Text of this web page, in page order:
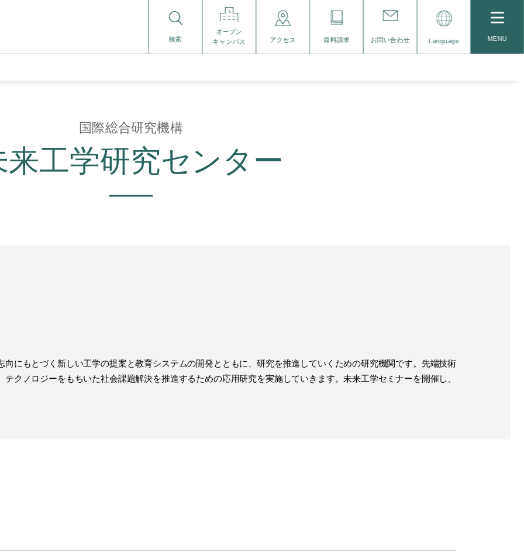
検索
オープン
キャンパス アクセス 資料請求 お問い合わせ Language MENU
国際総合研究機構
来工学研究センター
にもとづく新しい工学の提案と教育システムの開発とともに、研究を推進していくための研究機関です。先端技術
クノロジーをもちいた社会課題解決を推進するための応用研究を実施していきます。未来工学セミナーを開催し、